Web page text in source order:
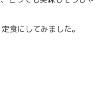
食にしてみました。